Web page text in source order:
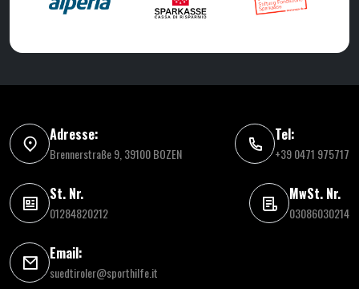
Adresse:
Brennerstraße 9, 39100 BOZEN
Tel:
+39 0471 975717
St. Nr.
01284820212
MwSt. Nr.
03086030214
Email:
suedtiroler@sporthilfe.it